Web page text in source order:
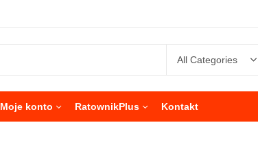
Moje konto RatownikPlus Kontakt